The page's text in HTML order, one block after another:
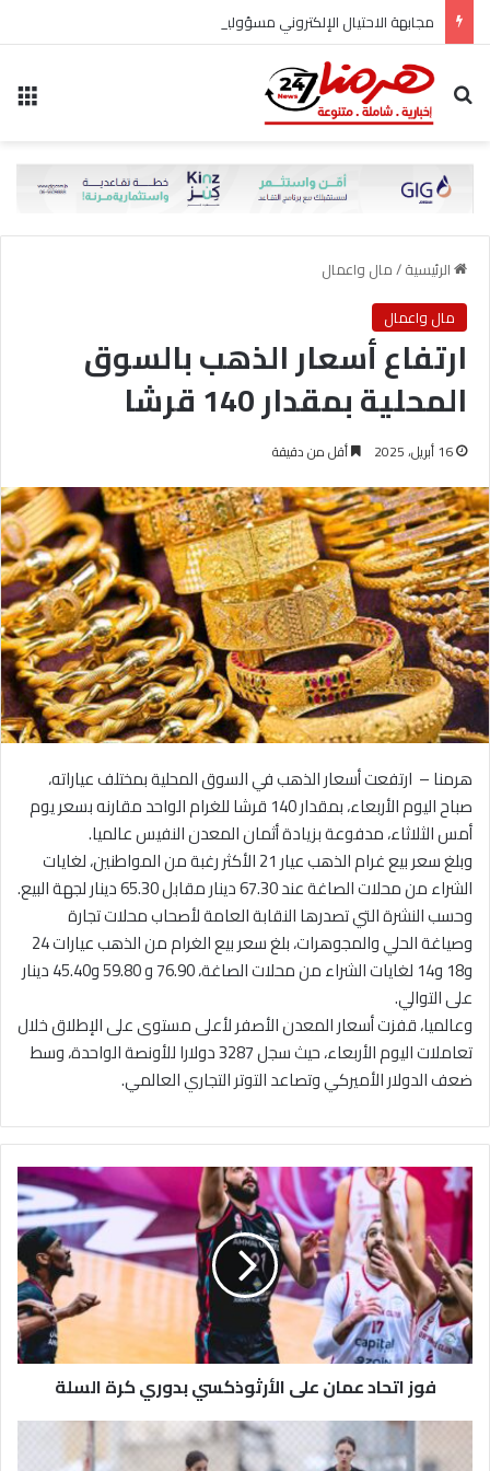
مجابهة الاحتيال الإلكتروني مسؤولية مشتركة
بحث عن
الرئيسية/مال واعمال
مال واعمال
ارتفاع أسعار الذهب بالسوق
المحلية بمقدار 140 قرشا
16 أبريل، 2025 أقل من دقيقة
هرمنا – ارتفعت أسعار الذهب في السوق المحلية بمختلف عياراته،
صباح اليوم الأربعاء، بمقدار 140 قرشا للغرام الواحد مقارنه بسعر يوم
أمس الثلاثاء، مدفوعة بزيادة أثمان المعدن النفيس عالميا.
وبلغ سعر بيع غرام الذهب عيار 21 الأكثر رغبة من المواطنين، لغايات
الشراء من محلات الصاغة عند 67.30 دينار مقابل 65.30 دينار لجهة البيع.
وحسب النشرة التي تصدرها النقابة العامة لأصحاب محلات تجارة
وصياغة الحلي والمجوهرات، بلغ سعر بيع الغرام من الذهب عيارات 24
و18 و14 لغايات الشراء من محلات الصاغة، 76.90 و 59.80 و45.40 دينار
على التوالي.
وعالميا، قفزت أسعار المعدن الأصفر لأعلى مستوى على الإطلاق خلال
تعاملات اليوم الأربعاء، حيث سجل 3287 دولارا للأونصة الواحدة، وسط
ضعف الدولار الأميركي وتصاعد التوتر التجاري العالمي.
ف
و
ز
ا
ت
ح
ا
د
ع
فوز اتحاد عمان على الأرثوذكسي بدوري كرة السلة